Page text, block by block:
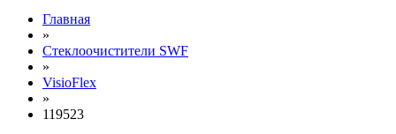
Главная
»
Стеклоочистители SWF
»
VisioFlex
»
119523